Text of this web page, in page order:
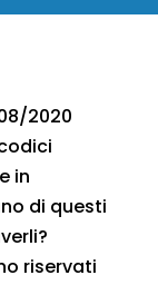
2020
in
di questi
riservati